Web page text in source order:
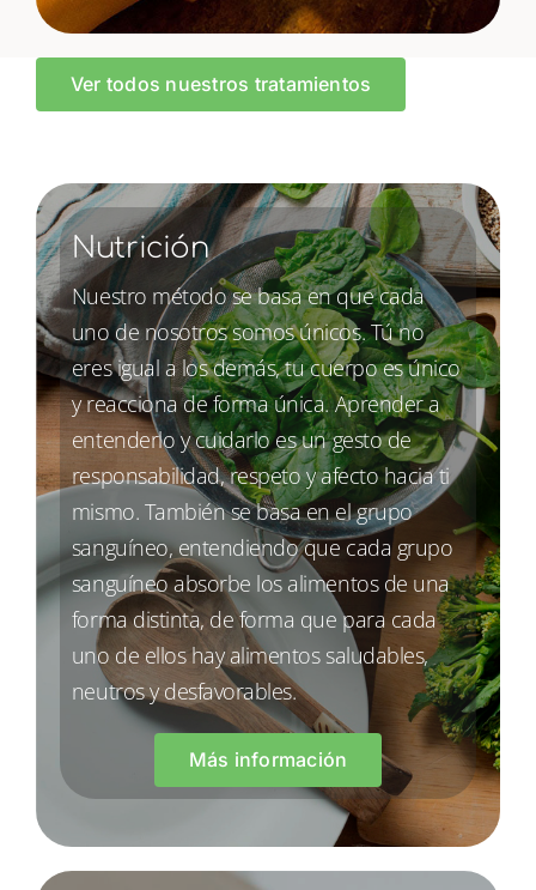
Ver todos nuestros tratamientos
Nutrición
Nuestro método se basa en que cada
uno de nosotros somos únicos. Tú no
eres igual a los demás, tu cuerpo es único
y reacciona de forma única. Aprender a
entenderlo y cuidarlo es un gesto de
responsabilidad, respeto y afecto hacia ti
mismo. También se basa en el grupo
sanguíneo, entendiendo que cada grupo
sanguíneo absorbe los alimentos de una
forma distinta, de forma que para cada
uno de ellos hay alimentos saludables,
neutros y desfavorables.
Más información